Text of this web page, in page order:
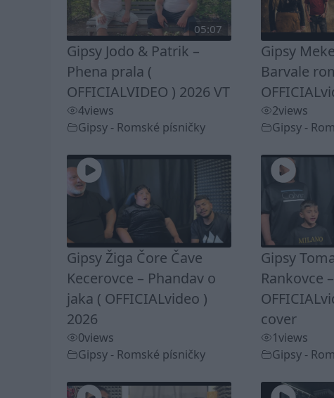
05:07
Gipsy Jodo & Patrik –
Phena prala (
OFFICIALVIDEO ) 2026 VT
4views
Gipsy - Romské písničky
Gipsy
Barvale
2views
Gipsy -
Gipsy Žiga Čore Čave
Kecerovce – Phandav o
jaka ( OFFICIALvideo )
2026
0views
Gipsy - Romské písničky
Gipsy
Rankovce
cover
1views
Gipsy -